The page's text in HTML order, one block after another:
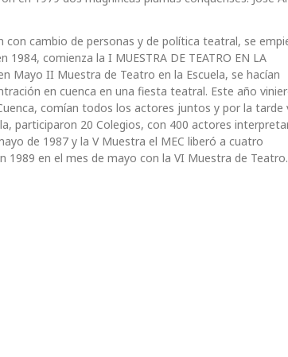
cambio de personas y de política teatral, se
comienza la I MUESTRA DE TEATRO EN LA
Mayo II Muestra de Teatro en la Escuela, se hacían
en cuenca en una fiesta teatral. Este año
comían todos los actores juntos y por la tarde
participaron 20 Colegios, con 400 actores
de 1987 y la V Muestra el MEC liberó a cuatro
en el mes de mayo con la VI Muestra de Teatro.